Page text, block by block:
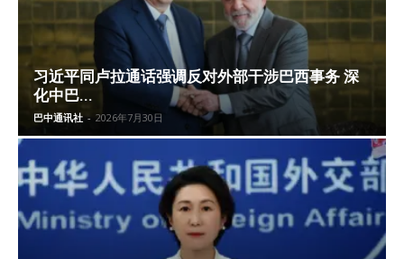
习近平同卢拉通话强调反对外部干涉巴西事务 深
化中巴...
巴中通讯社 - 2026年7月30日